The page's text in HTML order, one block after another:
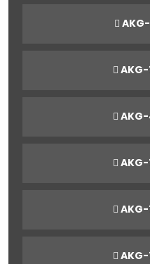
AKG-
AKG-
AKG-
AKG-
AKG-